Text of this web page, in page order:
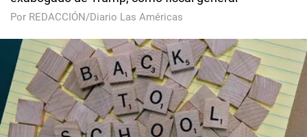
Por REDACCIÓN/Diario Las Américas